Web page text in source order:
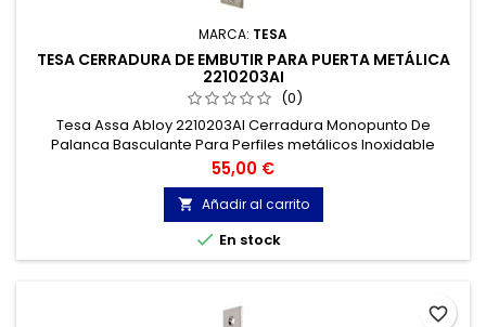
MARCA: TESA
TESA CERRADURA DE EMBUTIR PARA PUERTA METÁLICA
2210203AI
(0)
Tesa Assa Abloy 2210203AI Cerradura Monopunto De
Palanca Basculante Para Perfiles metálicos Inoxidable
Entrada 20 mm.
Precio
55,00 €
 Añadir al carrito
 En stock
favorite_border